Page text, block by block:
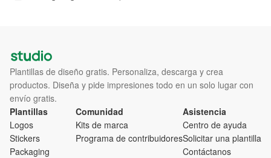
Plantillas de diseño gratis. Personaliza, descarga y crea
productos. Diseña y pide impresiones todo en un solo lugar con
envío gratis.
Plantillas
Logos
Stickers
Packaging
Comunidad
Kits de marca
Programa de contribuidores
Asistencia
Centro de ayuda
Solicitar una plantilla
Contáctanos